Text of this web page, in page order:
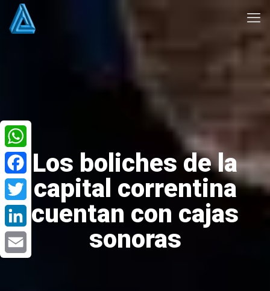
Los boliches de la
capital correntina
cuentan con cajas
sonoras
WhatsApp
Facebook
Twitter
LinkedIn